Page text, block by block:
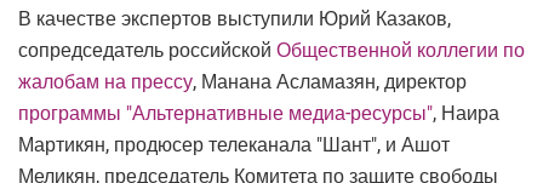
В качестве экспертов выступили Юрий Казаков,
сопредседатель российской Общественной коллегии по
жалобам на прессу, Манана Асламазян, директор
программы "Альтернативные медиа-ресурсы", Наира
Мартикян, продюсер телеканала "Шант", и Ашот
Меликян, председатель Комитета по защите свободы